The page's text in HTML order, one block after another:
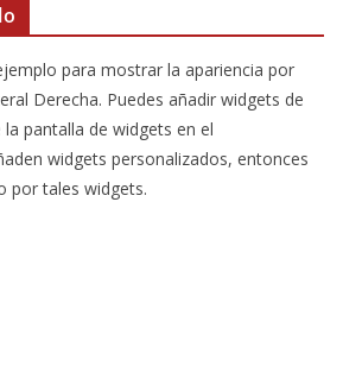
para mostrar la apariencia por
Derecha. Puedes añadir widgets de
pantalla de widgets en el
widgets personalizados, entonces
por tales widgets.